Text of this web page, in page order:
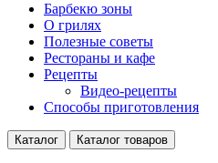
Барбекю зоны
О грилях
Полезные советы
Рестораны и кафе
Рецепты
Видео-рецепты
Способы приготовления
Каталог Каталог товаров